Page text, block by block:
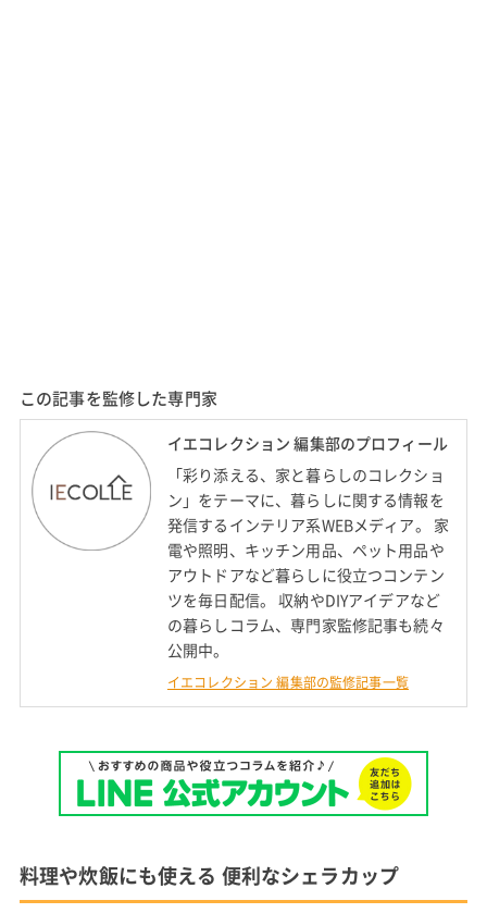
この記事を監修した専門家
イエコレクション 編集部のプロフィール
「彩り添える、家と暮らしのコレクショ
ン」をテーマに、暮らしに関する情報を
発信するインテリア系WEBメディア。 家
電や照明、キッチン用品、ペット用品や
アウトドアなど暮らしに役立つコンテン
ツを毎日配信。 収納やDIYアイデアなど
の暮らしコラム、専門家監修記事も続々
公開中。
イエコレクション 編集部の監修記事一覧
料理や炊飯にも使える 便利なシェラカップ